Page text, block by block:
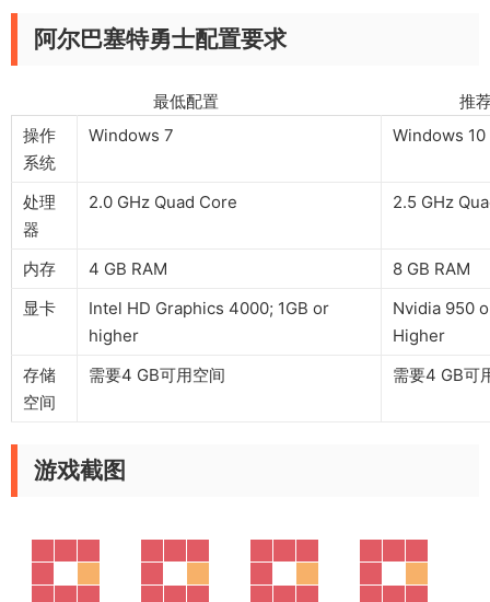
阿尔巴塞特勇士配置要求
最低配置 推荐配
操作
系统
Windows 7 Windows 10
处理
器
2.0 GHz Quad Core 2.5 GHz
内存 4 GB RAM
8 GB RAM
显卡
Intel HD Graphics 4000; 1GB or
higher
Nvidia 950
Higher
存储
空间
需要4 GB可用空间 需要4 GB可
游戏截图